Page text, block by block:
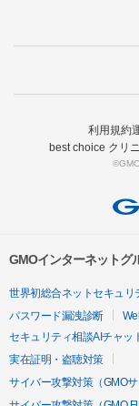
利用規約
best choice クリ
GMOインターネットグ
世界初総合ネットセキュリ
パスワード漏洩診断
セキュリティ相談AIチャッ
実在証明・盗聴対策
サイバー攻撃対策（GMO